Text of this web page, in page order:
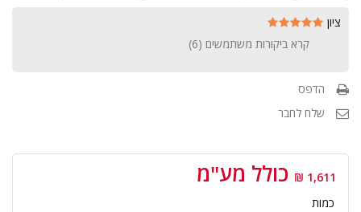
ציון
קרא ביקורות משתמשים (6
)
הדפס
שלח לחבר
1,611 ₪ כולל מע"מ
כמות